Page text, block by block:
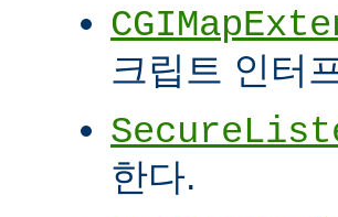
크립트 인터
한다.